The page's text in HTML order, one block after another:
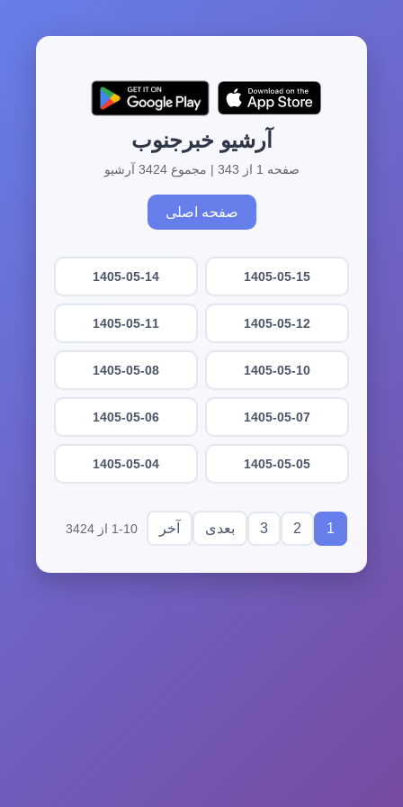
آرشیو خبرجنوب
صفحه 1 از 343 | مجموع 3424 آرشیو
صفحه اصلی
1405-05-15
1405-05-14
1405-05-12
1405-05-11
1405-05-10
1405-05-08
1405-05-07
1405-05-06
1405-05-05
1405-05-04
1
2
3 بعدی آخر 1-10 از 3424